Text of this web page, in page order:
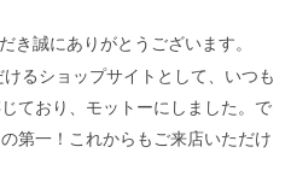
き誠にありがとうございます。
るショップサイトとして、いつも
ており、モットーにしました。で
第一！これからもご来店いただけ